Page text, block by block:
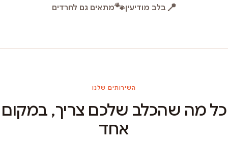
📍 בלב מודיעין🐾מתאים גם לחרדים
השירותים שלנו
כל מה שהכלב שלכם צריך, במקום
אחד